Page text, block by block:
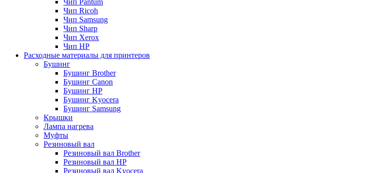
Чип Pantum
Чип Ricoh
Чип Samsung
Чип Sharp
Чип Xerox
Чип НР
Расходные материалы для принтеров
Бушинг
Бушинг Brother
Бушинг Canon
Бушинг HP
Бушинг Kyocera
Бушинг Samsung
Крышки
Лампа нагрева
Муфты
Резиновый вал
Резиновый вал Brother
Резиновый вал HP
Резиновый вал Kyocera